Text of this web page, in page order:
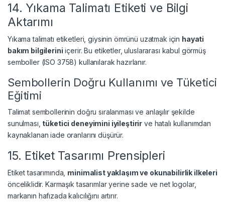
14. Yıkama Talimatı Etiketi ve Bilgi
Aktarımı
Yıkama talimatı etiketleri, giysinin ömrünü uzatmak için hayati
bakım bilgilerini içerir. Bu etiketler, uluslararası kabul görmüş
semboller (ISO 3758) kullanılarak hazırlanır.
Sembollerin Doğru Kullanımı ve Tüketici
Eğitimi
Talimat sembollerinin doğru sıralanması ve anlaşılır şekilde
sunulması, tüketici deneyimini iyileştirir ve hatalı kullanımdan
kaynaklanan iade oranlarını düşürür.
15. Etiket Tasarımı Prensipleri
Etiket tasarımında, minimalist yaklaşım ve okunabilirlik ilkeleri
önceliklidir. Karmaşık tasarımlar yerine sade ve net logolar,
markanın hafızada kalıcılığını artırır.